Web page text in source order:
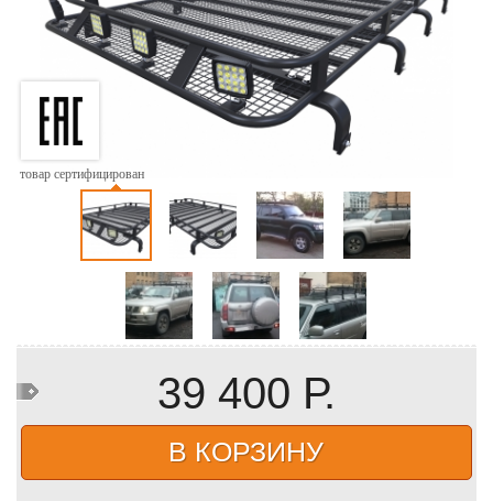
товар сертифицирован
39 400 Р.
В КОРЗИНУ